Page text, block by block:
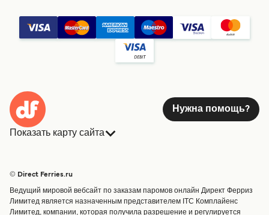
Нужна помощь?
Показать карту сайта
Страны
Обслуживание клиентов
Операторы
Грузоперевозки
© Direct Ferries.ru
Ведущий мировой вебсайт по заказам паромов онлайн Директ Ферриз
Лимитед является назначенным представителем ITC Комплайенс
Лимитед, компании, которая получила разрешение и регулируется